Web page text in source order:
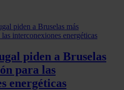
de sus servicios.
piden a Bruselas
para las
energéticas